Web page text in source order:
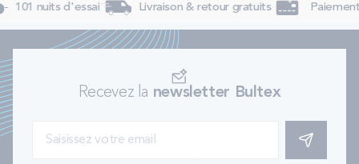
101 nuits d'essai Livraison & retour gratuits
Recevez la newsletter Bultex
S'INSCRIRE